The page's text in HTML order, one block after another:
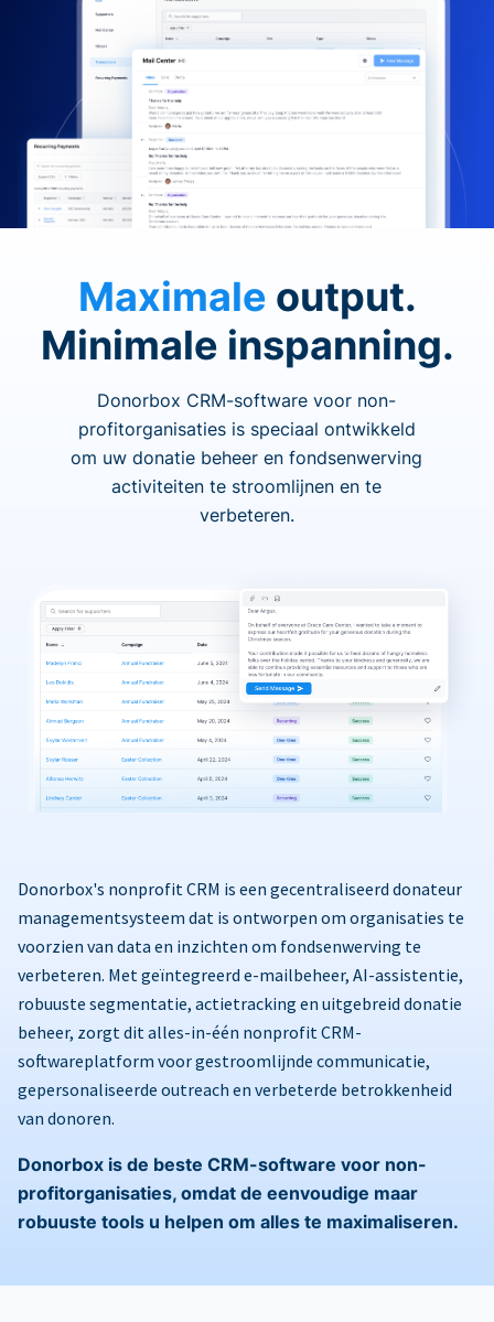
Maximale output.
Minimale inspanning.
Donorbox CRM-software voor non-
profitorganisaties is speciaal ontwikkeld
om uw donatie beheer en fondsenwerving
activiteiten te stroomlijnen en te
verbeteren.
Donorbox's nonprofit CRM is een gecentraliseerd donateur
managementsysteem dat is ontworpen om organisaties te
voorzien van data en inzichten om fondsenwerving te
verbeteren. Met geïntegreerd e-mailbeheer, AI-assistentie,
robuuste segmentatie, actietracking en uitgebreid donatie
beheer, zorgt dit alles-in-één nonprofit CRM-
softwareplatform voor gestroomlijnde communicatie,
gepersonaliseerde outreach en verbeterde betrokkenheid
van donoren.
Donorbox is de beste CRM-software voor non-
profitorganisaties, omdat de eenvoudige maar
robuuste tools u helpen om alles te maximaliseren.